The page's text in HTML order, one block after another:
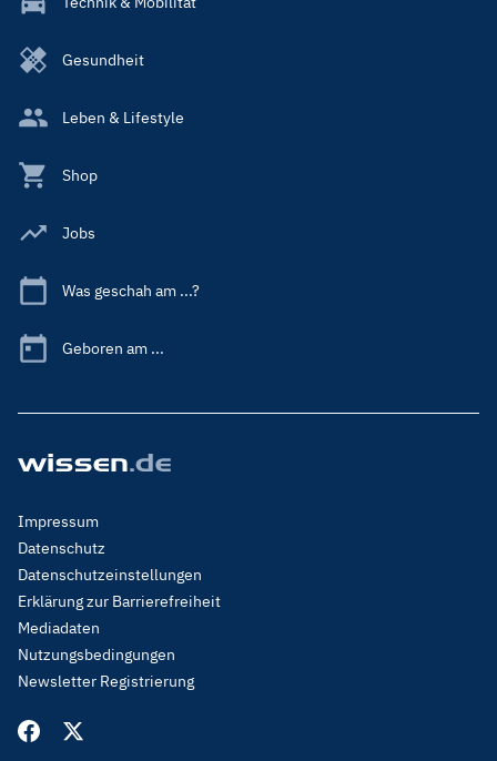
Gesundheit
Leben & Lifestyle
Shop
Jobs
Was geschah am ...?
Geboren am ...
Footer
Menu
Legal
Impressum
Datenschutz
Datenschutzeinstellungen
Erklärung zur Barrierefreiheit
Mediadaten
Nutzungsbedingungen
Newsletter Registrierung